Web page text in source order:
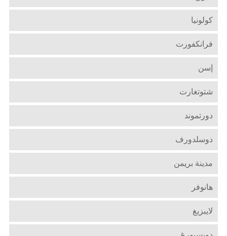
كولونيا
فرانكفورت
إسن
شتوتغارت
دورتموند
دوسلدورف
مدينة بريمن
هانوفر
لايبزيغ